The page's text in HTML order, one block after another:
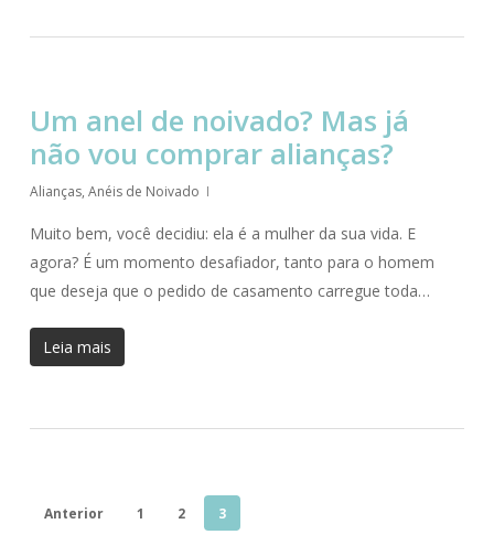
Um anel de noivado? Mas já
não vou comprar alianças?
Alianças, Anéis de Noivado
Muito bem, você decidiu: ela é a mulher da sua vida. E
agora? É um momento desafiador, tanto para o homem
que deseja que o pedido de casamento carregue toda…
Leia mais
Anterior 1 2 3